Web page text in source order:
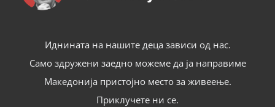
Иднината на нашите деца зависи од нас.
Само здружени заедно можеме да ја направиме
Македонија пристојно место за живеење.
Приклучете ни се.